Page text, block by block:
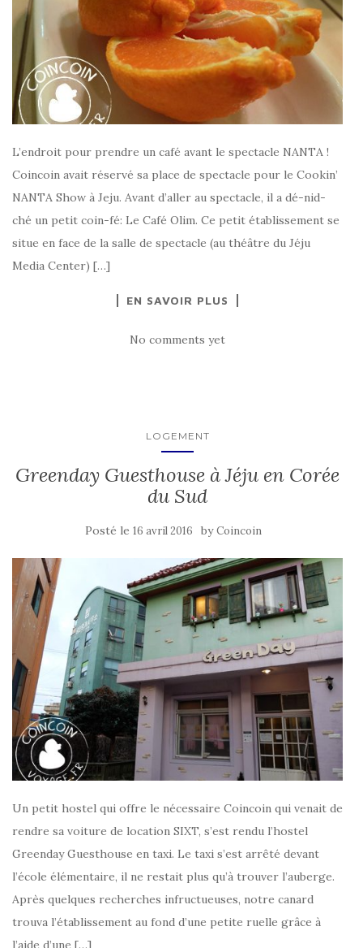
L’endroit pour prendre un café avant le spectacle NANTA !
Coincoin avait réservé sa place de spectacle pour le Cookin’
NANTA Show à Jeju. Avant d’aller au spectacle, il a dé-nid-
ché un petit coin-fé: Le Café Olim. Ce petit établissement se
situe en face de la salle de spectacle (au théâtre du Jéju
Media Center) […]
EN SAVOIR PLUS
No comments yet
LOGEMENT
Greenday Guesthouse à Jéju en Corée
du Sud
Posté le 16 avril 2016 byCoincoin
Un petit hostel qui offre le nécessaire Coincoin qui venait de
rendre sa voiture de location SIXT, s’est rendu l’hostel
Greenday Guesthouse en taxi. Le taxi s’est arrêté devant
l’école élémentaire, il ne restait plus qu’à trouver l’auberge.
Après quelques recherches infructueuses, notre canard
trouva l’établissement au fond d’une petite ruelle grâce à
l’aide d’une […]